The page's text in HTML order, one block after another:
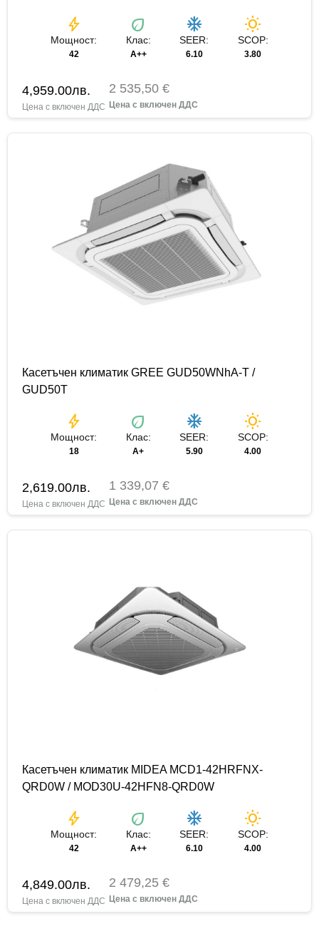
bolt
Мощност:
42
eco
Клас:
A++
ac_unit
SEER:
6.10
wb_sunny
SCOP:
3.80
4,959.00лв. 2 535,50 €
Касетъчен климатик GREE GUD50WNhA-T /
GUD50T
bolt
Мощност:
18
eco
Клас:
А+
ac_unit
SEER:
5.90
wb_sunny
SCOP:
4.00
2,619.00лв. 1 339,07 €
Касетъчен климатик MIDEA MCD1-42HRFNX-
QRD0W / MOD30U-42HFN8-QRD0W
bolt
Мощност:
42
eco
Клас:
A++
ac_unit
SEER:
6.10
wb_sunny
SCOP:
4.00
4,849.00лв. 2 479,25 €